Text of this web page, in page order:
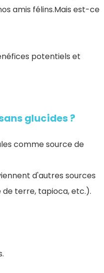
amis félins.Mais est-ce
potentiels et
glucides ?
comme source de
d'autres sources
de terre, tapioca, etc.).